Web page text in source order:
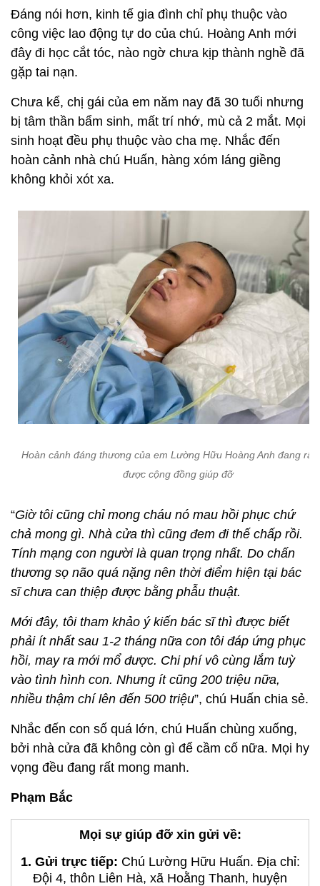
Đáng nói hơn, kinh tế gia đình chỉ phụ thuộc vào
công việc lao động tự do của chú. Hoàng Anh mới
đây đi học cắt tóc, nào ngờ chưa kịp thành nghề đã
gặp tai nạn.
Chưa kể, chị gái của em năm nay đã 30 tuổi nhưng
bị tâm thần bẩm sinh, mất trí nhớ, mù cả 2 mắt. Mọi
sinh hoạt đều phụ thuộc vào cha mẹ. Nhắc đến
hoàn cảnh nhà chú Huấn, hàng xóm láng giềng
không khỏi xót xa.
Hoàn cảnh đáng thương của em Lường Hữu Hoàng Anh đang rất
được cộng đồng giúp đỡ
“Giờ tôi cũng chỉ mong cháu nó mau hồi phục chứ
chả mong gì. Nhà cửa thì cũng đem đi thế chấp rồi.
Tính mạng con người là quan trọng nhất. Do chấn
thương sọ não quá nặng nên thời điểm hiện tại bác
sĩ chưa can thiệp được bằng phẫu thuật.
Mới đây, tôi tham khảo ý kiến bác sĩ thì được biết
phải ít nhất sau 1-2 tháng nữa con tôi đáp ứng phục
hồi, may ra mới mổ được. Chi phí vô cùng lắm tuỳ
vào tình hình con. Nhưng ít cũng 200 triệu nữa,
nhiều thậm chí lên đến 500 triệu”, chú Huấn chia sẻ.
Nhắc đến con số quá lớn, chú Huấn chùng xuống,
bởi nhà cửa đã không còn gì để cầm cố nữa. Mọi hy
vọng đều đang rất mong manh.
Phạm Bắc
Mọi sự giúp đỡ xin gửi về:
1. Gửi trực tiếp: Chú Lường Hữu Huấn. Địa chỉ:
Đội 4, thôn Liên Hà, xã Hoằng Thanh, huyện